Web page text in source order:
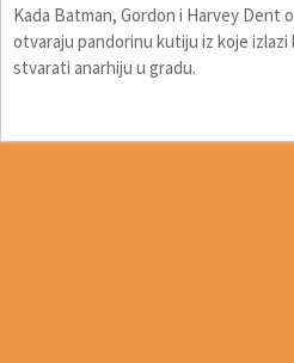
Kada Batman, Gordon i Harvey Dent
otvaraju pandorinu kutiju iz koje izlazi
stvarati anarhiju u gradu.